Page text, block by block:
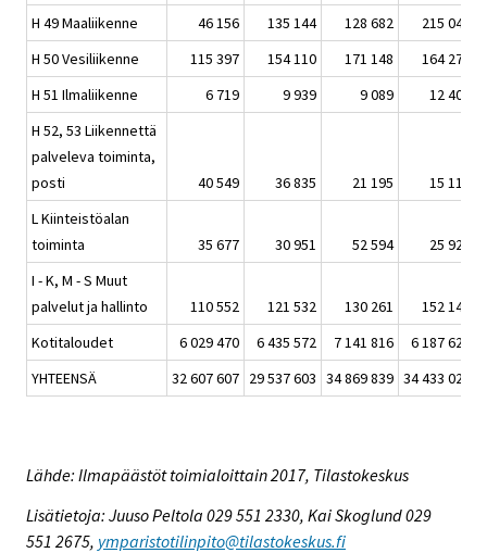
H 49 Maaliikenne 46 156 135 144 128 682
215 047
H 50 Vesiliikenne
115 397 154 110 171 148
164 272
H 51 Ilmaliikenne
6 719 9 939 9 089
12 403
H 52, 53 Liikennettä
palveleva toiminta,
posti
40 549 36 835 21 195
15 114
L Kiinteistöalan
toiminta
35 677 30 951 52 594
25 924
I - K, M - S Muut
palvelut ja hallinto
110 552 121 532 130 261
152 146
Kotitaloudet
6 029 470 6 435 572 7 141 816
6 187 624
YHTEENSÄ
32 607 607 29 537 603 34 869 839 34 433 025
Lähde: Ilmapäästöt toimialoittain 2017, Tilastokeskus
Lisätietoja: Juuso Peltola 029 551 2330, Kai Skoglund 029
551 2675, ymparistotilinpito@tilastokeskus.fi